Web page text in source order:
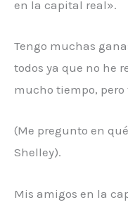
en la capital real».
Tengo muchas
todos ya que no he
mucho tiempo,
(Me pregunto en
Shelley).
Mis amigos en la